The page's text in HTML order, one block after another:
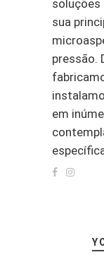
soluções
sua
pressão.
em